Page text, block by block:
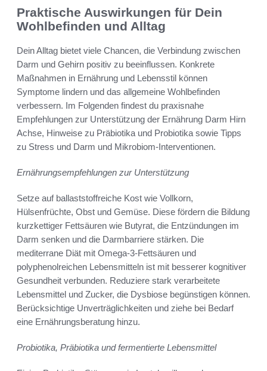
Praktische Auswirkungen für Dein
Wohlbefinden und Alltag
Dein Alltag bietet viele Chancen, die Verbindung zwischen
Darm und Gehirn positiv zu beeinflussen. Konkrete
Maßnahmen in Ernährung und Lebensstil können
Symptome lindern und das allgemeine Wohlbefinden
verbessern. Im Folgenden findest du praxisnahe
Empfehlungen zur Unterstützung der Ernährung Darm Hirn
Achse, Hinweise zu Präbiotika und Probiotika sowie Tipps
zu Stress und Darm und Mikrobiom-Interventionen.
Ernährungsempfehlungen zur Unterstützung
Setze auf ballaststoffreiche Kost wie Vollkorn,
Hülsenfrüchte, Obst und Gemüse. Diese fördern die Bildung
kurzkettiger Fettsäuren wie Butyrat, die Entzündungen im
Darm senken und die Darmbarriere stärken. Die
mediterrane Diät mit Omega-3-Fettsäuren und
polyphenolreichen Lebensmitteln ist mit besserer kognitiver
Gesundheit verbunden. Reduziere stark verarbeitete
Lebensmittel und Zucker, die Dysbiose begünstigen können.
Berücksichtige Unverträglichkeiten und ziehe bei Bedarf
eine Ernährungsberatung hinzu.
Probiotika, Präbiotika und fermentierte Lebensmittel